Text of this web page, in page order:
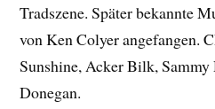
Tradszene. Später bekannte
von Ken Colyer angefangen.
Sunshine, Acker Bilk,
Donegan.